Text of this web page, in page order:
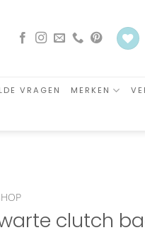
VRAGEN MERKEN
clutch